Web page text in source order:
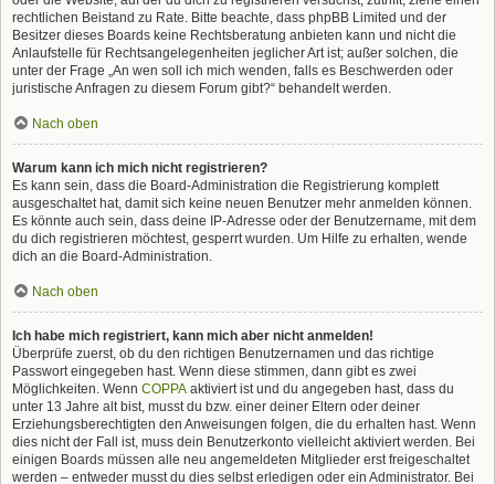
rechtlichen Beistand zu Rate. Bitte beachte, dass phpBB Limited und der
Besitzer dieses Boards keine Rechtsberatung anbieten kann und nicht die
Anlaufstelle für Rechtsangelegenheiten jeglicher Art ist; außer solchen, die
unter der Frage „An wen soll ich mich wenden, falls es Beschwerden oder
juristische Anfragen zu diesem Forum gibt?“ behandelt werden.
Nach oben
Warum kann ich mich nicht registrieren?
Es kann sein, dass die Board-Administration die Registrierung komplett
ausgeschaltet hat, damit sich keine neuen Benutzer mehr anmelden können.
Es könnte auch sein, dass deine IP-Adresse oder der Benutzername, mit dem
du dich registrieren möchtest, gesperrt wurden. Um Hilfe zu erhalten, wende
dich an die Board-Administration.
Nach oben
Ich habe mich registriert, kann mich aber nicht anmelden!
Überprüfe zuerst, ob du den richtigen Benutzernamen und das richtige
Passwort eingegeben hast. Wenn diese stimmen, dann gibt es zwei
Möglichkeiten. Wenn COPPA aktiviert ist und du angegeben hast, dass du
unter 13 Jahre alt bist, musst du bzw. einer deiner Eltern oder deiner
Erziehungsberechtigten den Anweisungen folgen, die du erhalten hast. Wenn
dies nicht der Fall ist, muss dein Benutzerkonto vielleicht aktiviert werden. Bei
einigen Boards müssen alle neu angemeldeten Mitglieder erst freigeschaltet
werden – entweder musst du dies selbst erledigen oder ein Administrator. Bei